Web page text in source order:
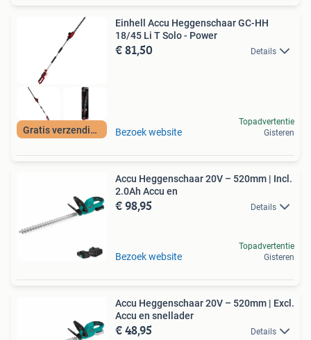
Gratis verzending
Einhell Accu Heggenschaar GC-HH
18/45 Li T Solo - Power
€ 81,50 Details
Bezoek website
Topadvertentie
Gisteren
Accu Heggenschaar 20V – 520mm | Incl.
2.0Ah Accu en
€ 98,95 Details
Bezoek website
Topadvertentie
Gisteren
Accu Heggenschaar 20V – 520mm | Excl.
Accu en snellader
€ 48,95 Details